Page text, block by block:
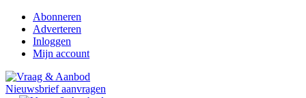
Abonneren
Adverteren
Inloggen
Mijn account
Nieuwsbrief aanvragen